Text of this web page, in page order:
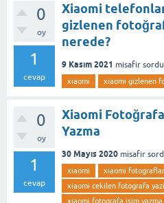
0
oy
1
cevap
Xiaomi
gizlenen
nerede?
9 Kasım 2021 misafir sordu
xiaomi xiaomi gizlenen
0
oy
1
cevap
Xiaomi
Yazma
30 Mayıs 2020 misafir
xiaomi
xiaomi
xiaomi cekilen fotografa
xiaomi fotografa isim yazma